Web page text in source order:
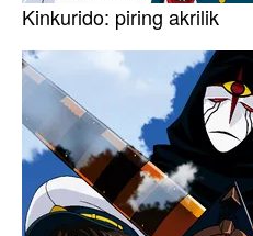
Kinkurido: piring akrilik